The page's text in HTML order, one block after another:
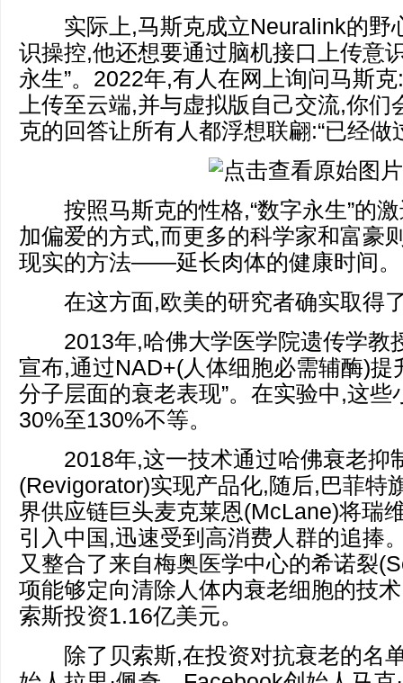
实际上,马斯克成立Neuralink的野
识操控,他还想要通过脑机接口上传意
永生”。2022年,有人在网上询问马斯
上传至云端,并与虚拟版自己交流,你们
克的回答让所有人都浮想联翩:“已经做
按照马斯克的性格,“数字永生”的激
加偏爱的方式,而更多的科学家和富豪
现实的方法——延长肉体的健康时间。
在这方面,欧美的研究者确实取得
2013年,哈佛大学医学院遗传学教
宣布,通过NAD+(人体细胞必需辅酶)提
分子层面的衰老表现”。在实验中,这些
30%至130%不等。
2018年,这一技术通过哈佛衰老抑
(Revigorator)实现产品化,随后,巴菲特
界供应链巨头麦克莱恩(McLane)将瑞
引入中国,迅速受到高消费人群的追捧
又整合了来自梅奥医学中心的希诺裂
项能够定向清除人体内衰老细胞的技
索斯投资1.16亿美元。
除了贝索斯,在投资对抗衰老的名